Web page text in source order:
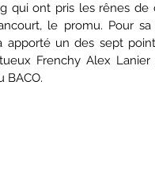
qui ont pris les rênes de
le promu. Pour
apporté un des sept
Frenchy Alex
BACO.